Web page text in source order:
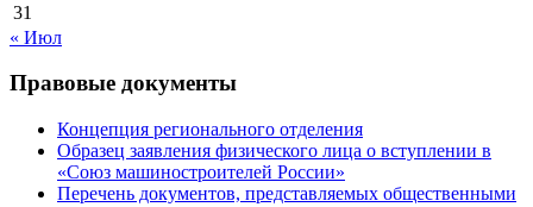
31
« Июл
Правовые документы
Концепция регионального отделения
Образец заявления физического лица о вступлении в
«Союз машиностроителей России»
Перечень документов, представляемых общественными